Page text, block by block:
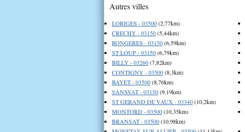
Autres villes
LORIGES - 03500(2,77km)
CRECHY - 03150(5,44km)
RONGERES - 03150(6,59km)
ST LOUP - 03150(6,79km)
BILLY - 03260(7,82km)
CONTIGNY - 03500(8,3km)
BAYET - 03500(8,76km)
SANSSAT - 03150(9,19km)
ST GERAND DE VAUX - 03340(10,2km)
MONTORD - 03500(10,35km)
BRANSAT - 03500(10,98km)